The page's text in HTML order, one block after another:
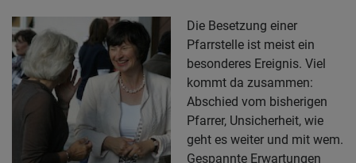
Die Besetzung einer
Pfarrstelle ist meist ein
besonderes Ereignis. Viel
kommt da zusammen:
Abschied vom bisherigen
Pfarrer, Unsicherheit, wie
geht es weiter und mit wem.
Gespannte Erwartungen